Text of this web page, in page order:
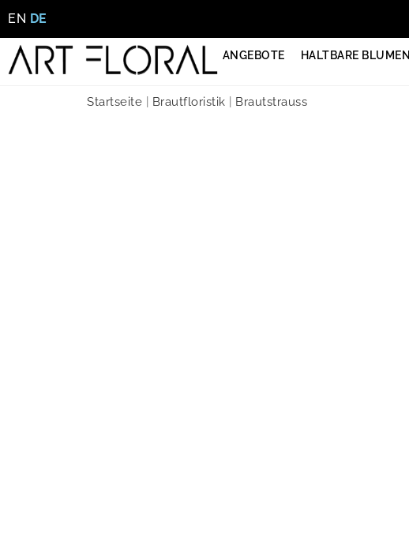
EN DE
ANGEBOTE HALTBARE BLUMEN
Startseite Brautfloristik Brautstrauss